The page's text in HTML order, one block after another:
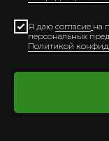
Я даю согласие на
персональных
Политикой